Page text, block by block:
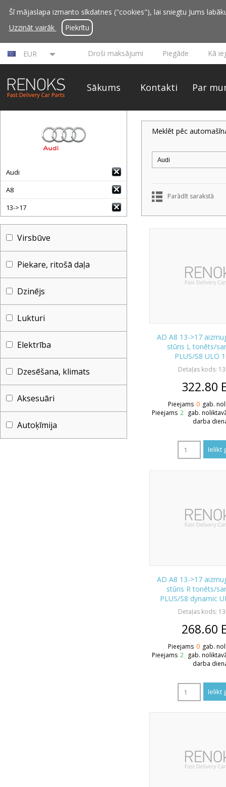
Šī mājaslapa izmanto sīkdatnes ("cookies"), lai sniegtu Jums
Uzzināt vairāk
Piekrītu
EUR Droši maksājumi Piegāde Kā
Sākums Kontakti Par
Audi
A8
13->17
Virsbūve
Piekare, ritošā daļa
Dzinējs
Lukturi
Elektrība
Dzesēšana, klimats
Aksesuāri
Autoķīmija
Meklēt pēc
Parādīt sarakstā
AD A8 13->17
stūris L tonēts/
PLUS/S8 ULO
Detaļas kods:
322.80
Pieejams 0 gab.
Pieejams 2 gab.
darba
AD A8 13->17
stūris R tonēts/
PLUS/S8 dynamic
Detaļas kods:
268.60
Pieejams 0 gab.
Pieejams 2 gab.
darba